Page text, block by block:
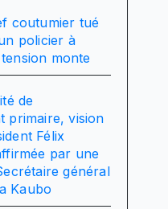
coutumier tué
policier à
monte
de
primaire, vision
Félix
par une
général
Kaubo